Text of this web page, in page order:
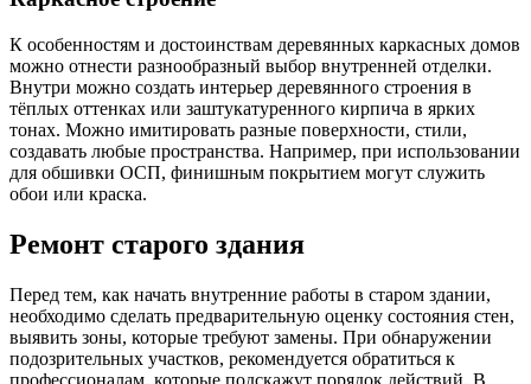
К особенностям и достоинствам деревянных каркасных домов
можно отнести разнообразный выбор внутренней отделки.
Внутри можно создать интерьер деревянного строения в
тёплых оттенках или заштукатуренного кирпича в ярких
тонах. Можно имитировать разные поверхности, стили,
создавать любые пространства. Например, при использовании
для обшивки ОСП, финишным покрытием могут служить
обои или краска.
Ремонт старого здания
Перед тем, как начать внутренние работы в старом здании,
необходимо сделать предварительную оценку состояния стен,
выявить зоны, которые требуют замены. При обнаружении
подозрительных участков, рекомендуется обратиться к
профессионалам, которые подскажут порядок действий. В